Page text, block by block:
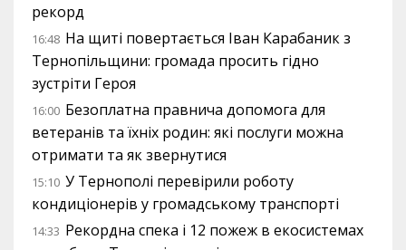
рекорд
16:48 На щиті повертається Іван Карабаник з
Тернопільщини: громада просить гідно
зустріти Героя
16:00 Безоплатна правнича допомога для
ветеранів та їхніх родин: які послуги можна
отримати та як звернутися
15:10 У Тернополі перевірили роботу
кондиціонерів у громадському транспорті
14:33 Рекордна спека і 12 пожеж в екосистемах